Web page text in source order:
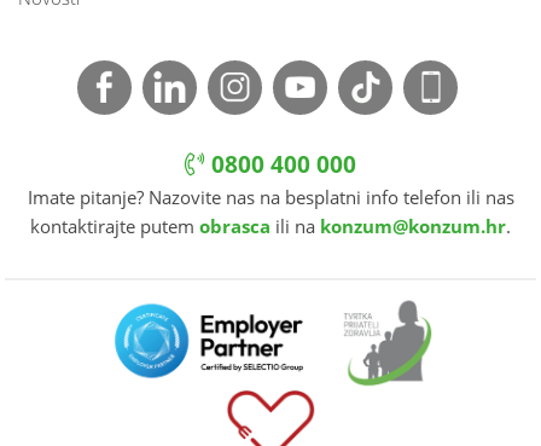
0800 400 000
Imate pitanje? Nazovite nas na besplatni info telefon ili nas
kontaktirajte putem obrasca ili na konzum@konzum.hr.